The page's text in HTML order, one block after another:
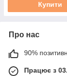
Купити
Про нас
90%
Працює з